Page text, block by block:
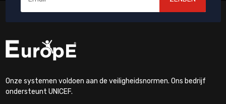
Onze systemen voldoen aan de veiligheidsnormen. Ons bedrijf
ondersteunt UNICEF.